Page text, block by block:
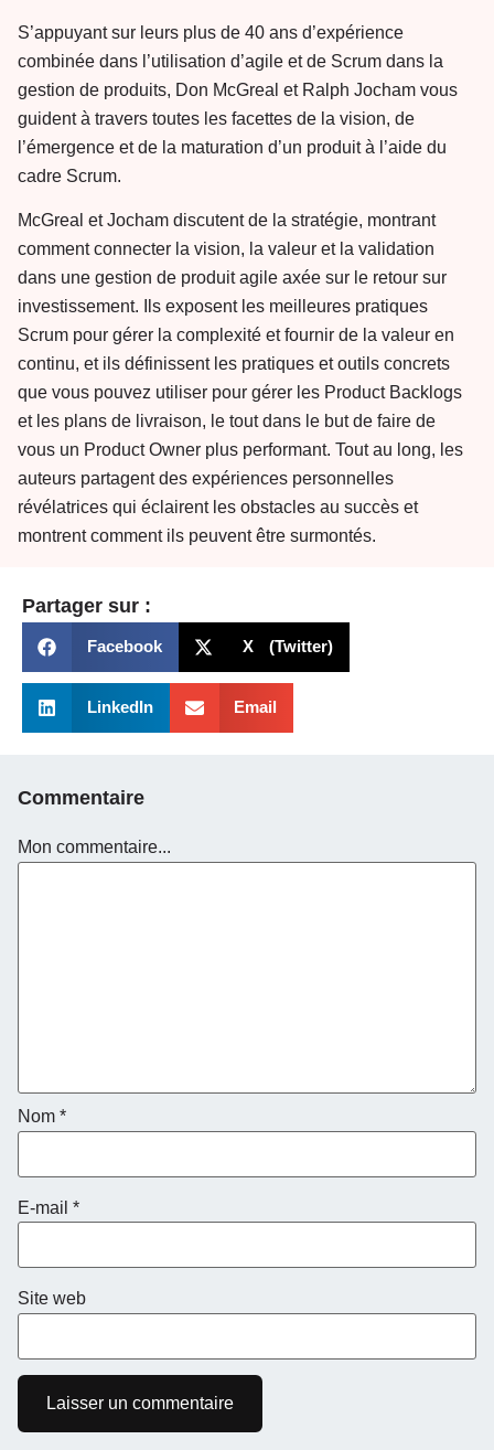
S’appuyant sur leurs plus de 40 ans d’expérience
combinée dans l’utilisation d’agile et de Scrum dans la
gestion de produits, Don McGreal et Ralph Jocham vous
guident à travers toutes les facettes de la vision, de
l’émergence et de la maturation d’un produit à l’aide du
cadre Scrum.
McGreal et Jocham discutent de la stratégie, montrant
comment connecter la vision, la valeur et la validation
dans une gestion de produit agile axée sur le retour sur
investissement. Ils exposent les meilleures pratiques
Scrum pour gérer la complexité et fournir de la valeur en
continu, et ils définissent les pratiques et outils concrets
que vous pouvez utiliser pour gérer les Product Backlogs
et les plans de livraison, le tout dans le but de faire de
vous un Product Owner plus performant. Tout au long, les
auteurs partagent des expériences personnelles
révélatrices qui éclairent les obstacles au succès et
montrent comment ils peuvent être surmontés.
Partager sur :
Facebook X (Twitter)
LinkedIn Email
Commentaire
Mon commentaire...
Nom *
E-mail *
Site web